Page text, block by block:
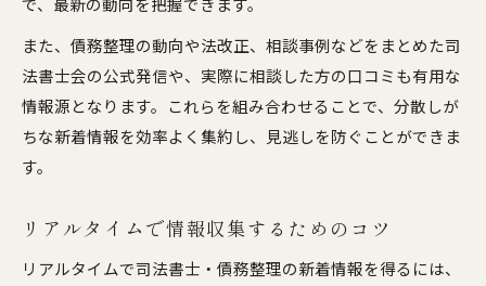
また、債務整理の動向や法改正、相談事例などをまとめた司
法書士会の公式発信や、実際に相談した方の口コミも有用な
情報源となります。これらを組み合わせることで、分散しが
ちな新着情報を効率よく集約し、見逃しを防ぐことができま
す。
リアルタイムで情報収集するためのコツ
リアルタイムで司法書士・債務整理の新着情報を得るには、